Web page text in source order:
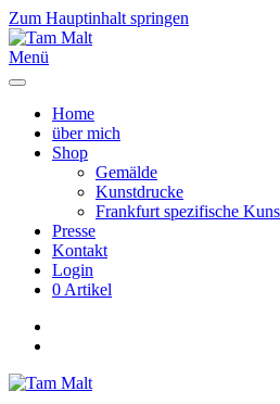
Zum Hauptinhalt springen
Menü
Home
über mich
Shop
Gemälde
Kunstdrucke
Frankfurt spezifische
Presse
Kontakt
Login
0 Artikel